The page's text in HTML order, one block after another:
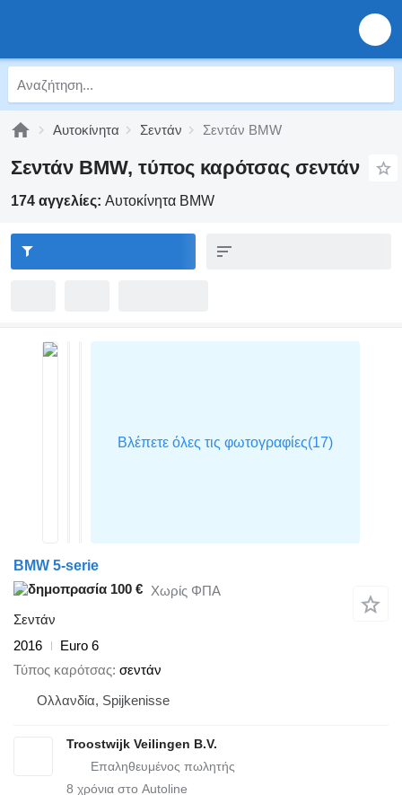
Αυτοκίνητα Σεντάν Σεντάν BMW
Σεντάν BMW, τύπος καρότσας σεντάν
174 αγγελίες: Αυτοκίνητα BMW
BMW 5-serie
100 € Χωρίς ΦΠΑ
Σεντάν
2016
Euro 6
Τύπος καρότσας σεντάν
Ολλανδία, Spijkenisse
Troostwijk Veilingen B.V.
8 χρόνια στο Autoline